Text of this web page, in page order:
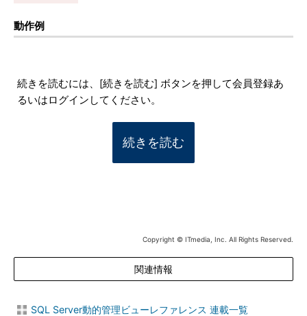
動作例
続きを読むには、[続きを読む] ボタンを押して会員登録あ
るいはログインしてください。
続きを読む
Copyright © ITmedia, Inc. All Rights Reserved.
関連情報
SQL Server動的管理ビューレファレンス 連載一覧